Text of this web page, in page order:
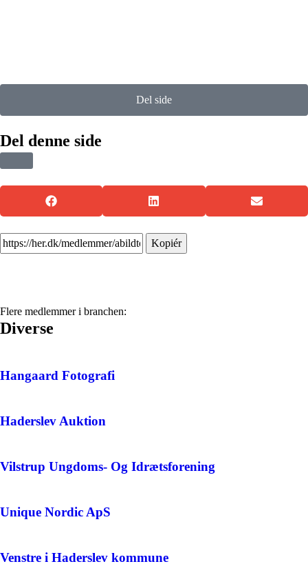
Del side
Del denne side
Kopiér
Flere medlemmer i branchen:
Diverse
Hangaard Fotografi
Haderslev Auktion
Vilstrup Ungdoms- Og Idrætsforening
Unique Nordic ApS
Venstre i Haderslev kommune